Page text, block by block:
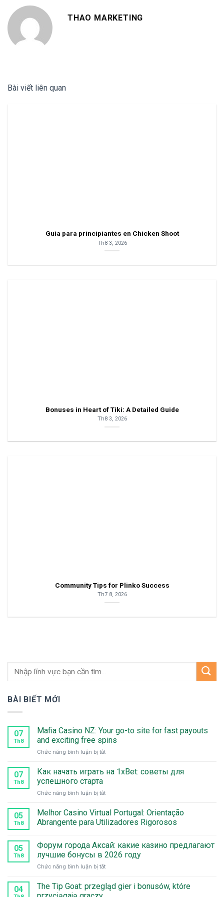
THAO MARKETING
Bài viết liên quan
Guía para principiantes en Chicken Shoot
Th8 3, 2026
Bonuses in Heart of Tiki: A Detailed Guide
Th8 3, 2026
Community Tips for Plinko Success
Th7 8, 2026
BÀI BIẾT MỚI
07
Th8
Mafia Casino NZ: Your go-to site for fast payouts
and exciting free spins
Chức năng bình luận bị tắtở
Casino
go-
site
for
and
exciting
spins
07
Th8
Как начать играть на 1xBet: советы для
успешного старта
Chức năng bình luận bị tắtở
начать
играть
на
советы
для
успешного
старта
05
Th8
Melhor Casino Virtual Portugal: Orientação
Abrangente para Utilizadores Rigorosos
05
Th8
Форум города Аксай: какие казино предлагают
лучшие бонусы в 2026 году
Chức năng bình luận bị tắtở
города
Аксай:
04
The Tip Goat: przegląd gier i bonusów, które